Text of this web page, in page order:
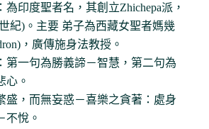
印度聖者名，其創立Zhichepa派，
紀)。主要 弟子為西藏女聖者媽幾
，廣傳施身法教授。
一句為勝義諦－智慧，第二句為
心。
，而無妄惑－喜樂之貪著：處身
不悅。